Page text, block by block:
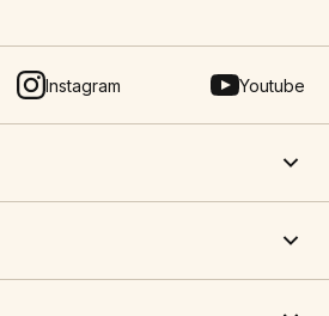
Instagram Youtube